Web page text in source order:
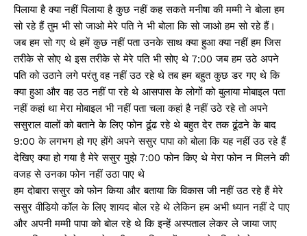
पिलाया है क्या नहीं पिलाया है कुछ नहीं कह सकते मनीषा की मम्मी ने बोला हम
सो रहे हैं तुम भी सो जाओ मेरे पति ने भी बोला कि सो जाओ हम सो रहे हैं।
जब हम सो गए थे हमें कुछ नहीं पता उनके साथ क्या हुआ क्या नहीं हम जिस
तरीके से सोए थे इस तरीके से मेरे पति भी सोए थे 7:00 जब हम उठे अपने
पति को उठाने लगे परंतु वह नहीं उठ रहे थे तब हम बहुत कुछ डर गए थे कि
क्या हुआ और वह उठ नहीं पा रहे थे आसपास के लोगों को बुलाया मोबाइल पता
नहीं कहां था मेरा मोबाइल भी नहीं पता चला कहां है नहीं उठे रहे तो अपने
ससुराल वालों को बताने के लिए फोन ढूंढ रहे थे बहुत देर तक ढूंढने के बाद
9:00 के लगभग हो गए होंगे अपने ससुर पापा को बोला कि यह नहीं उठ रहे हैं
देखिए क्या हो गया है मेरे ससुर मुझे 7:00 फोन किए थे मेरा फोन न मिलने की
वजह से उनका फोन नहीं उठा पाए थे
हम दोबारा ससुर को फोन किया और बताया कि विकास जी नहीं उठ रहे हैं मेरे
ससुर वीडियो कॉल के लिए शायद बोल रहे थे लेकिन हम अभी ध्यान नहीं दे पाए
और अपनी मम्मी पापा को बोल रहे थे कि इन्हें अस्पताल लेकर ले जाया जाए